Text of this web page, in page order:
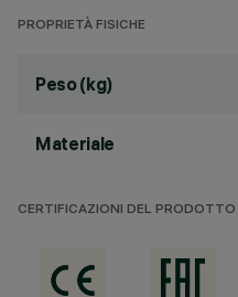
PROPRIETÀ FISICHE
Peso (kg)
Materiale
CERTIFICAZIONI DEL PRODOTTO